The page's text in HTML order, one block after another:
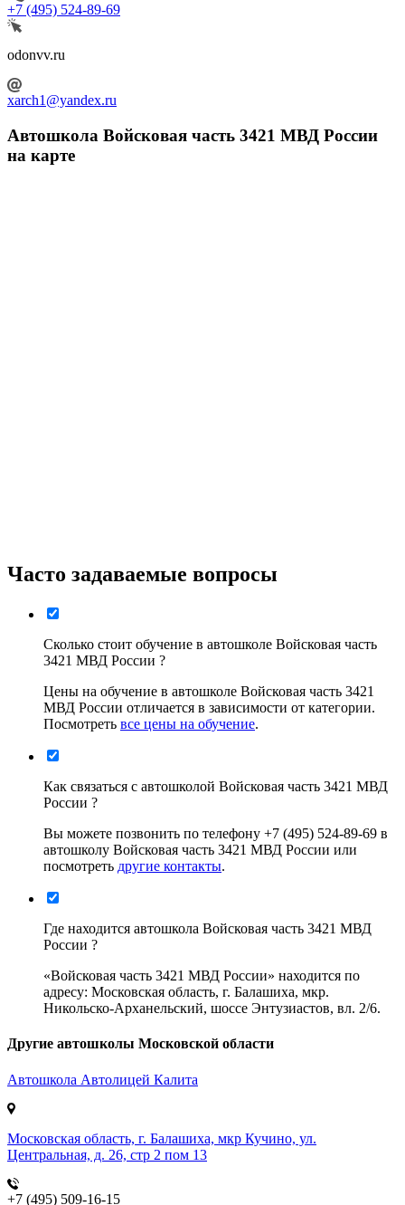
+7 (495) 524-89-69
odonvv.ru
xarch1@yandex.ru
Автошкола Войсковая часть 3421 МВД России
на карте
Часто задаваемые вопросы
Сколько стоит обучение в автошколе Войсковая часть
3421 МВД России ?
Цены на обучение в автошколе Войсковая часть 3421
МВД России отличается в зависимости от категории.
Посмотреть все цены на обучение.
Как связаться с автошколой Войсковая часть 3421 МВД
России ?
Вы можете позвонить по телефону +7 (495) 524-89-69 в
автошколу Войсковая часть 3421 МВД России или
посмотреть другие контакты.
Где находится автошкола Войсковая часть 3421 МВД
России ?
«Войсковая часть 3421 МВД России» находится по
адресу: Московская область, г. Балашиха, мкр.
Никольско-Арханельский, шоссе Энтузиастов, вл. 2/6.
Другие автошколы Московской области
Автошкола Автолицей Калита
Московская область, г. Балашиха, мкр Кучино, ул.
Центральная, д. 26, стр 2 пом 13
+7 (495) 509-16-15